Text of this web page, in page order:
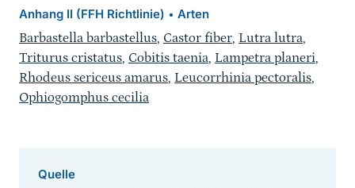
Anhang II (FFH Richtlinie) • Arten
Barbastella barbastellus, Castor fiber, Lutra lutra,
Triturus cristatus, Cobitis taenia, Lampetra planeri,
Rhodeus sericeus amarus, Leucorrhinia pectoralis,
Ophiogomphus cecilia
Quelle